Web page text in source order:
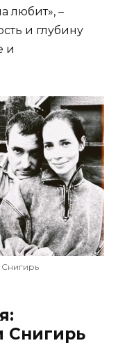
любит», –
и глубину
и
Снигирь